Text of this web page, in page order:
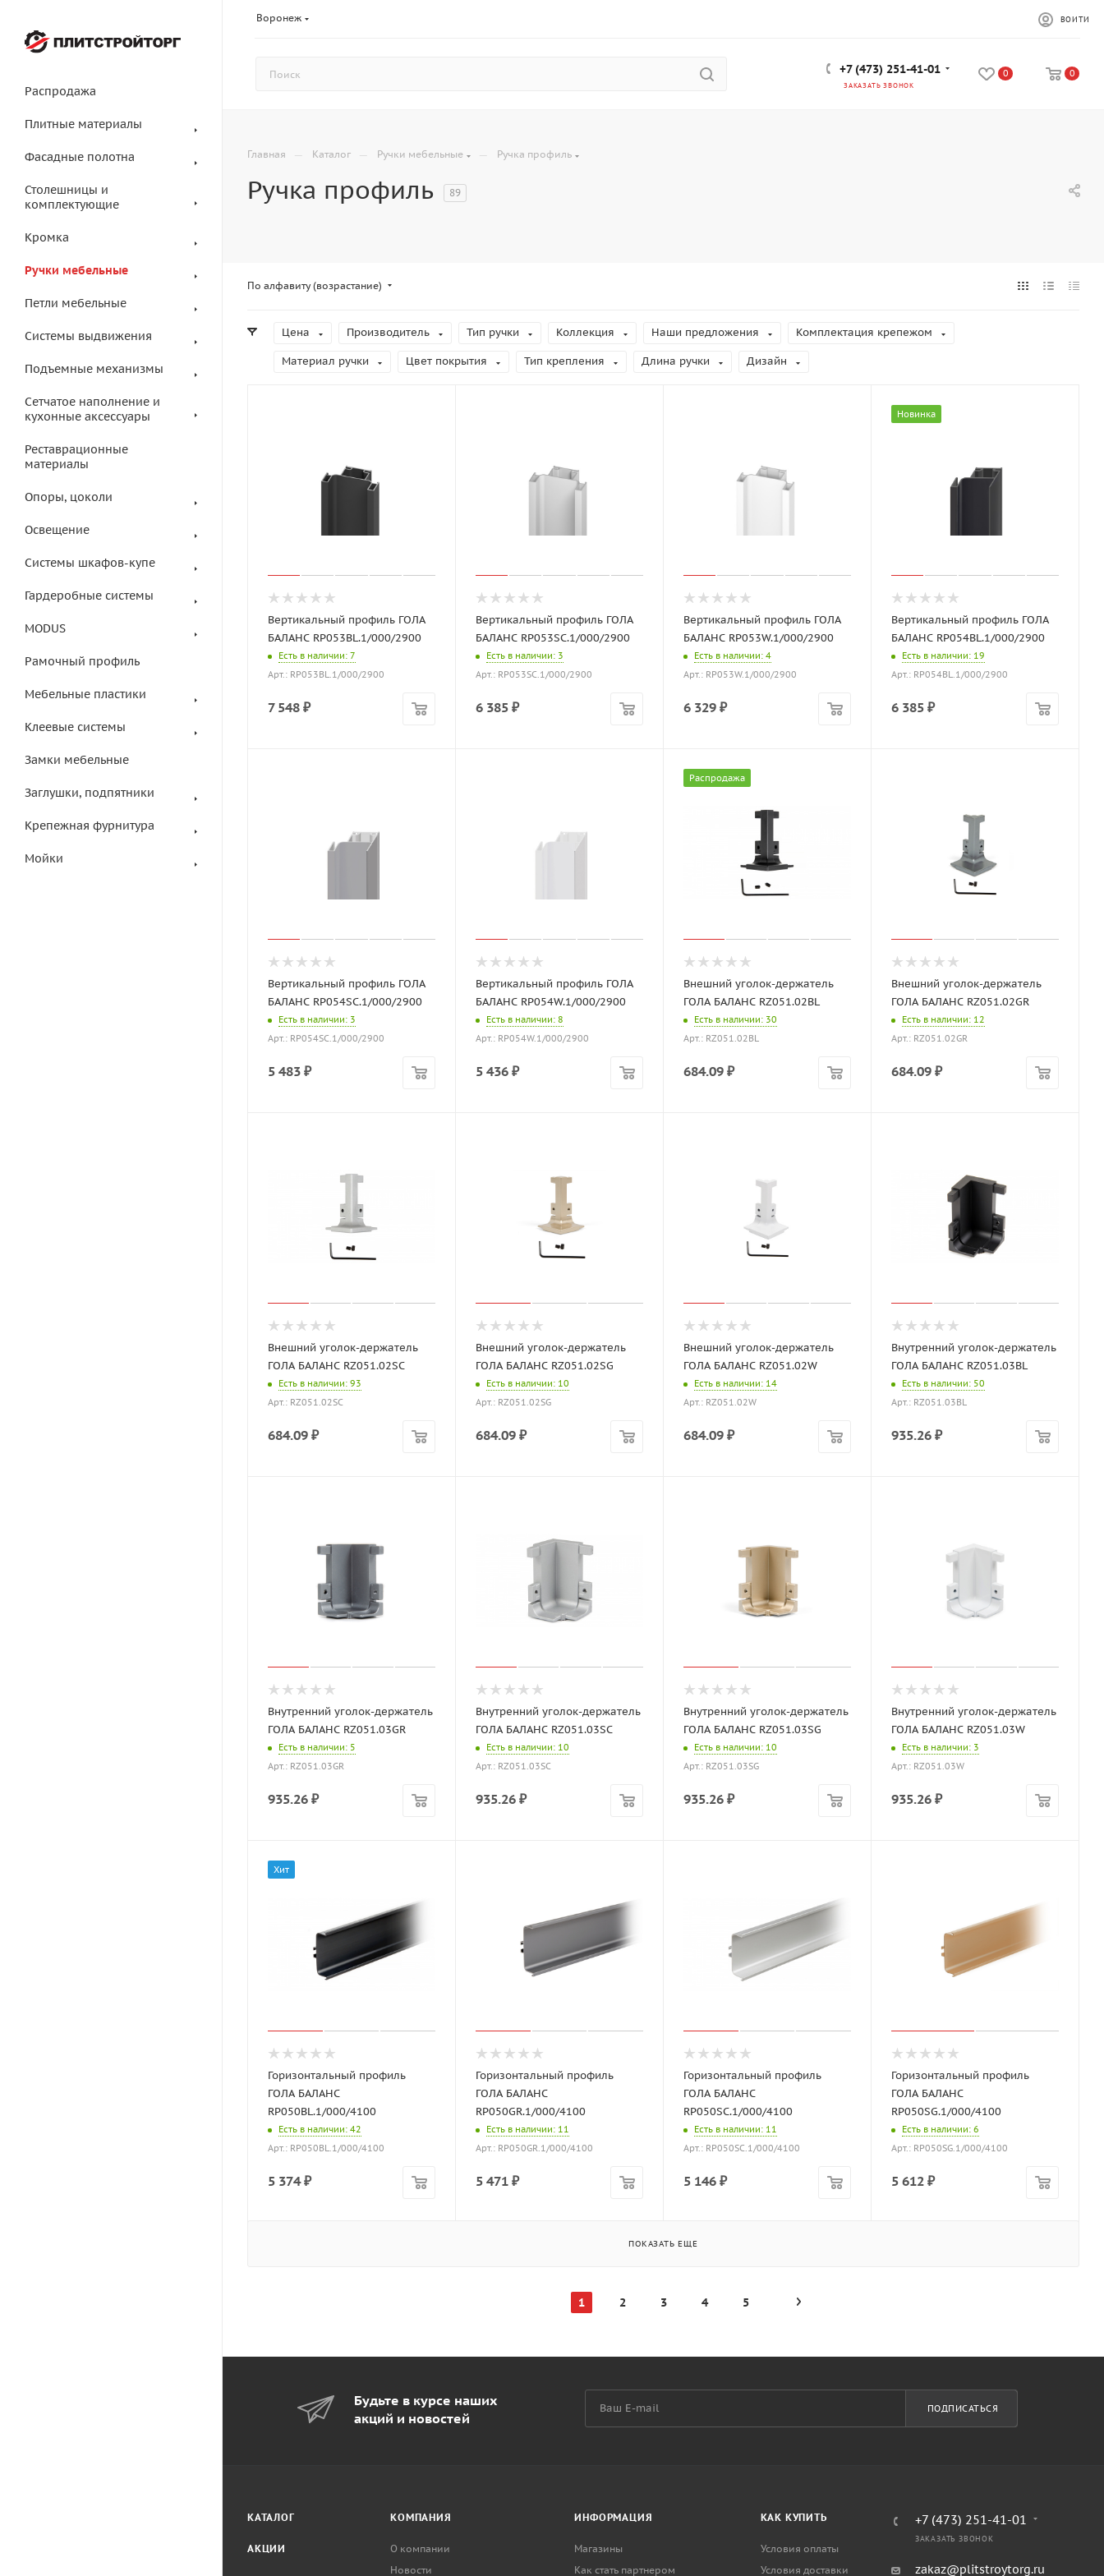
Воронеж ВОЙТИ
+7 (473) 251-41-01
ЗАКАЗАТЬ ЗВОНОК
0 0
Распродажа
Плитные материалы
Фасадные полотна
Столешницы и
комплектующие
Кромка
Ручки мебельные
Петли мебельные
Системы выдвижения
Подъемные механизмы
Сетчатое наполнение и
кухонные аксессуары
Реставрационные
материалы
Опоры, цоколи
Освещение
Системы шкафов-купе
Гардеробные системы
MODUS
Рамочный профиль
Мебельные пластики
Клеевые системы
Замки мебельные
Заглушки, подпятники
Крепежная фурнитура
Мойки
Главная — Каталог — Ручки мебельные — Ручка профиль
Ручка профиль 89
По алфавиту (возрастание)
Цена Производитель Тип ручки Коллекция Наши предложения Комплектация крепежом
Материал ручки Цвет покрытия Тип крепления Длина ручки Дизайн
Вертикальный профиль ГОЛА
БАЛАНС RP053BL.1/000/2900
Есть в наличии: 7
Арт.: RP053BL.1/000/2900
7 548 ₽
Вертикальный профиль ГОЛА
БАЛАНС RP053SC.1/000/2900
Есть в наличии: 3
Арт.: RP053SC.1/000/2900
6 385 ₽
Вертикальный профиль ГОЛА
БАЛАНС RP053W.1/000/2900
Есть в наличии: 4
Арт.: RP053W.1/000/2900
6 329 ₽
Новинка
Вертикальный профиль ГОЛА
БАЛАНС RP054BL.1/000/2900
Есть в наличии: 19
Арт.: RP054BL.1/000/2900
6 385 ₽
Вертикальный профиль ГОЛА
БАЛАНС RP054SC.1/000/2900
Есть в наличии: 3
Арт.: RP054SC.1/000/2900
5 483 ₽
Вертикальный профиль ГОЛА
БАЛАНС RP054W.1/000/2900
Есть в наличии: 8
Арт.: RP054W.1/000/2900
5 436 ₽
Распродажа
Внешний уголок-держатель
ГОЛА БАЛАНС RZ051.02BL
Есть в наличии: 30
Арт.: RZ051.02BL
684.09 ₽
Внешний уголок-держатель
ГОЛА БАЛАНС RZ051.02GR
Есть в наличии: 12
Арт.: RZ051.02GR
684.09 ₽
Внешний уголок-держатель
ГОЛА БАЛАНС RZ051.02SC
Есть в наличии: 93
Арт.: RZ051.02SC
684.09 ₽
Внешний уголок-держатель
ГОЛА БАЛАНС RZ051.02SG
Есть в наличии: 10
Арт.: RZ051.02SG
684.09 ₽
Внешний уголок-держатель
ГОЛА БАЛАНС RZ051.02W
Есть в наличии: 14
Арт.: RZ051.02W
684.09 ₽
Внутренний уголок-держатель
ГОЛА БАЛАНС RZ051.03BL
Есть в наличии: 50
Арт.: RZ051.03BL
935.26 ₽
Внутренний уголок-держатель
ГОЛА БАЛАНС RZ051.03GR
Есть в наличии: 5
Арт.: RZ051.03GR
935.26 ₽
Внутренний уголок-держатель
ГОЛА БАЛАНС RZ051.03SC
Есть в наличии: 10
Арт.: RZ051.03SC
935.26 ₽
Внутренний уголок-держатель
ГОЛА БАЛАНС RZ051.03SG
Есть в наличии: 10
Арт.: RZ051.03SG
935.26 ₽
Внутренний уголок-держатель
ГОЛА БАЛАНС RZ051.03W
Есть в наличии: 3
Арт.: RZ051.03W
935.26 ₽
Хит
Горизонтальный профиль
ГОЛА БАЛАНС
RP050BL.1/000/4100
Есть в наличии: 42
Арт.: RP050BL.1/000/4100
5 374₽
Горизонтальный профиль
ГОЛА БАЛАНС
RP050GR.1/000/4100
Есть в наличии: 11
Арт.: RP050GR.1/000/4100
5 471 ₽
Горизонтальный профиль
ГОЛА БАЛАНС
RP050SC.1/000/4100
Есть в наличии: 11
Арт.: RP050SC.1/000/4100
5 146 ₽
Горизонтальный профиль
ГОЛА БАЛАНС
RP050SG.1/000/4100
Есть в наличии: 6
Арт.: RP050SG.1/000/4100
5 612 ₽
ПОКАЗАТЬ ЕЩЕ
1 2 3 4 5
Будьте в курсе наших
акций и новостей
ПОДПИСАТЬСЯ
КАТАЛОГ
АКЦИИ
КОМПАНИЯ
О компании
Новости
ИНФОРМАЦИЯ
Магазины
Как стать партнером
КАК КУПИТЬ
Условия оплаты
Условия доставки
+7 (473) 251-41-01
ЗАКАЗАТЬ ЗВОНОК
zakaz@plitstroytorg.ru